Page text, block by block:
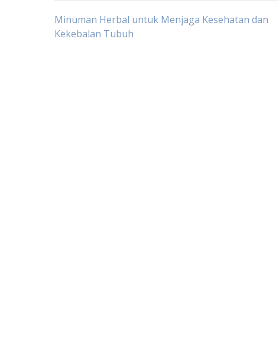
Post
Minuman Herbal untuk Menjaga Kesehatan dan
Kekebalan Tubuh